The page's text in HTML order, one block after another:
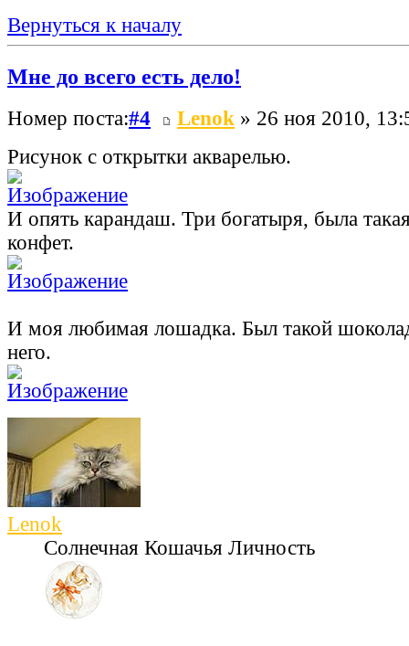
Вернуться к началу
Мне до всего есть дело!
Номер поста:#4 Lenok » 26 ноя 2010,
Рисунок с открытки акварелью.
И опять карандаш. Три богатыря, была
конфет.
И моя любимая лошадка. Был такой
него.
Lenok
Солнечная Кошачья Личность